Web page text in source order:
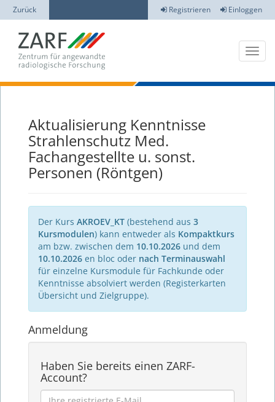
Zurück Registrieren Einloggen
Aktualisierung Kenntnisse
Strahlenschutz Med.
Fachangestellte u. sonst.
Personen (Röntgen)
Der Kurs AKROEV_KT (bestehend aus 3
Kursmodulen) kann entweder als Kompaktkurs
am bzw. zwischen dem 10.10.2026 und dem
10.10.2026 en bloc oder nach Terminauswahl
für einzelne Kursmodule für Fachkunde oder
Kenntnisse absolviert werden (Registerkarten
Übersicht und Zielgruppe).
Anmeldung
Haben Sie bereits einen ZARF-
Account?